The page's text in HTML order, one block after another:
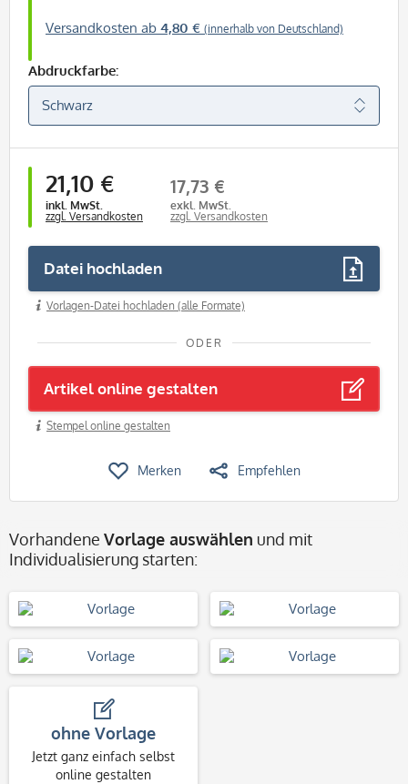
Versandkosten ab 4,80 € (innerhalb von Deutschland)
Abdruckfarbe:
21,10 €
inkl. MwSt.
zzgl. Versandkosten
17,73 €
exkl. MwSt.
zzgl. Versandkosten
Datei hochladen
Vorlagen-Datei hochladen (alle Formate)
ODER
Artikel online gestalten
Stempel online gestalten
Merken Empfehlen
Vorhandene Vorlage auswählen und mit
Individualisierung starten:
ohne Vorlage
Jetzt ganz einfach selbst
online gestalten